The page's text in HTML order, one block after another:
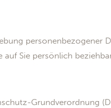
Sie persönlich
Grundverordnung